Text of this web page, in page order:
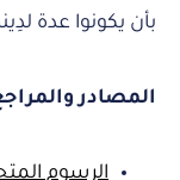
بأن يكونوا عدة
المصادر
الرسوم